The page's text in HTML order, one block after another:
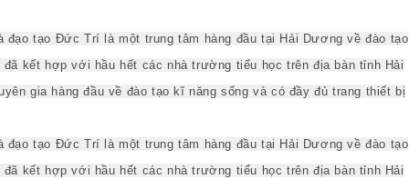
đạo tạo Đức Trí là một trung tâm hàng đầu tại Hải Dương về đào tạo
đã kết hợp với hầu hết các nhà trường tiểu học trên địa bàn tỉnh Hải
gia hàng đầu về đào tạo kĩ năng sống và có đầy đủ trang thiết bị
đạo tạo Đức Trí là một trung tâm hàng đầu tại Hải Dương về đào tạo
đã kết hợp với hầu hết các nhà trường tiểu học trên địa bàn tỉnh Hải